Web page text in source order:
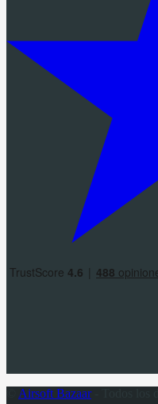
Airsoft Bazaar- Todos los